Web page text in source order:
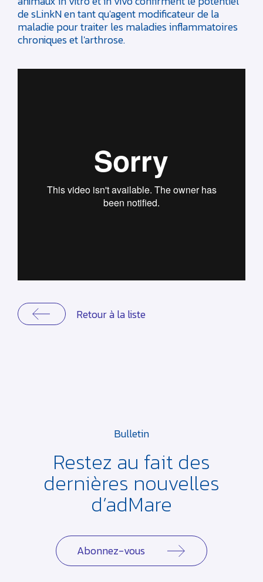
de sLinkN en tant qu'agent modificateur de la
maladie pour traiter les maladies inflammatoires
chroniques et l'arthrose.
Retour à la liste
Bulletin
Restez au fait des
dernières nouvelles
d’adMare
Abonnez-vous